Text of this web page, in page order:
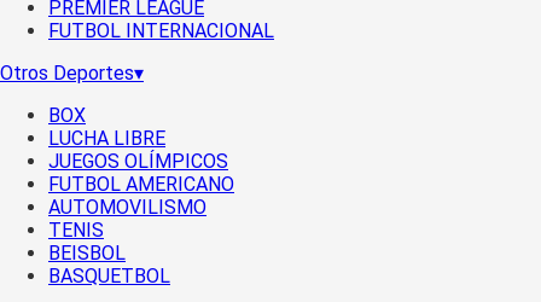
PREMIER LEAGUE
FUTBOL INTERNACIONAL
Otros Deportes▾
BOX
LUCHA LIBRE
JUEGOS OLÍMPICOS
FUTBOL AMERICANO
AUTOMOVILISMO
TENIS
BEISBOL
BASQUETBOL